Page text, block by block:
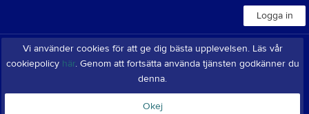
Logga in
Vi använder cookies för att ge dig bästa upplevelsen. Läs vår
cookiepolicy här. Genom att fortsätta använda tjänsten godkänner du
denna.
Okej